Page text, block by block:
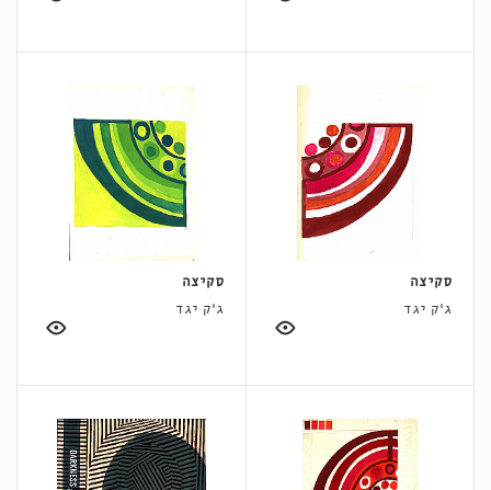
סקיצה
ג'ק יגד
סקיצה
ג'ק יגד